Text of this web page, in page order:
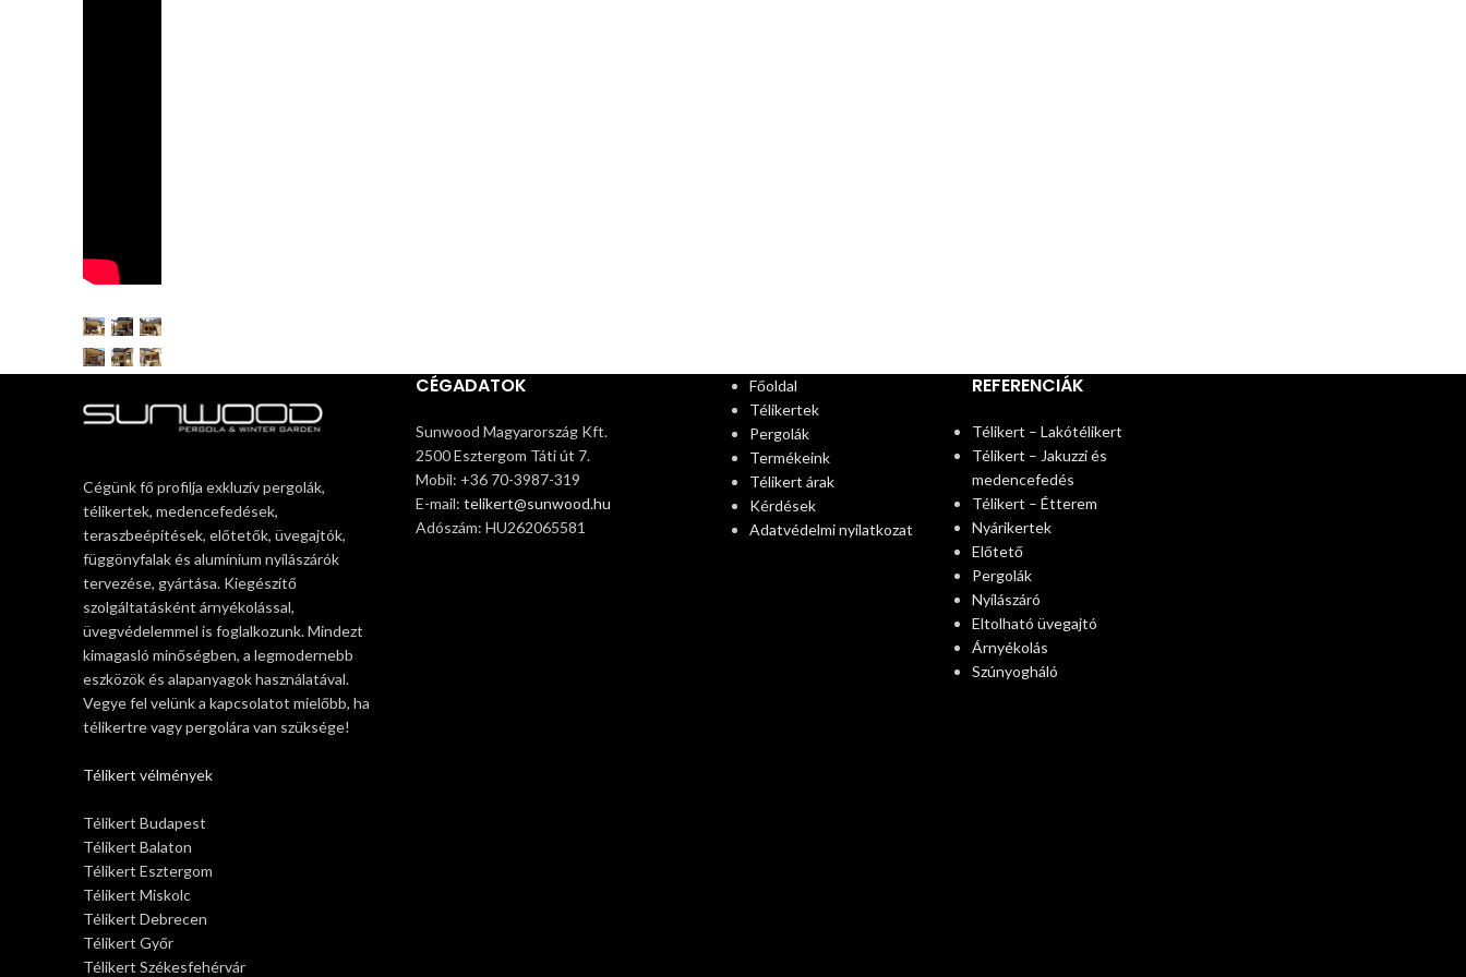
Cégünk fő profilja exkluzív pergolák,
télikertek, medencefedések,
teraszbeépítések, előtetők, üvegajtók,
függönyfalak és alumínium nyílászárók
tervezése, gyártása. Kiegészítő
szolgáltatásként árnyékolással,
üvegvédelemmel is foglalkozunk. Mindezt
kimagasló minőségben, a legmodernebb
eszközök és alapanyagok használatával.
Vegye fel velünk a kapcsolatot mielőbb, ha
télikertre vagy pergolára van szüksége!
Télikert vélmények
Télikert Budapest
Télikert Balaton
Télikert Esztergom
Télikert Miskolc
Télikert Debrecen
Télikert Győr
Télikert Székesfehérvár
CÉGADATOK
Sunwood Magyarország Kft.
2500 Esztergom Táti út 7.
Mobil: +36 70-3987-319
E-mail:telikert@sunwood.hu
Adószám: HU262065581
Főoldal
Télikertek
Pergolák
Termékeink
Télikert árak
Kérdések
Adatvédelmi nyilatkozat
REFERENCIÁK
Télikert – Lakótélikert
Télikert – Jakuzzi és
medencefedés
Télikert – Étterem
Nyárikertek
Előtető
Pergolák
Nyílászáró
Eltolható üvegajtó
Árnyékolás
Szúnyogháló